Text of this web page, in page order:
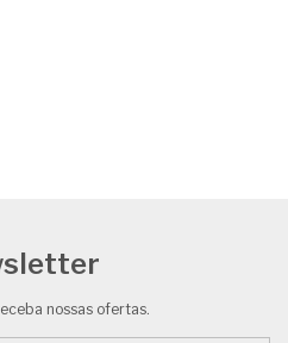
nossas ofertas.